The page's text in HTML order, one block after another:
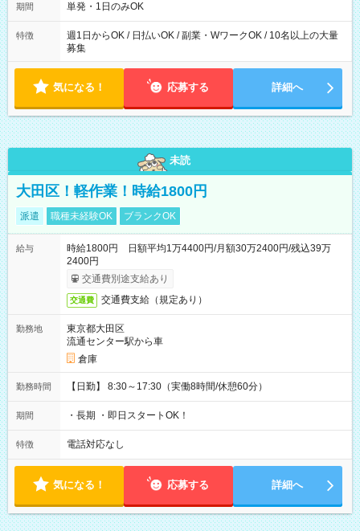
期間 単発・1日のみOK
特徴
週1日からOK / 日払いOK / 副業・WワークOK / 10名以上の大量
募集
気になる！ 応募する 詳細へ
未読
大田区！軽作業！時給1800円
派遣 職種未経験OK ブランクOK
給与
時給1800円 日額平均1万4400円/月額30万2400円/残込39万
2400円
交通費別途支給あり
交通費 交通費支給（規定あり）
勤務地
東京都大田区
流通センター駅から車
倉庫
勤務時間 【日勤】 8:30～17:30（実働8時間/休憩60分）
期間 ・長期 ・即日スタートOK！
特徴 電話対応なし
気になる！ 応募する 詳細へ